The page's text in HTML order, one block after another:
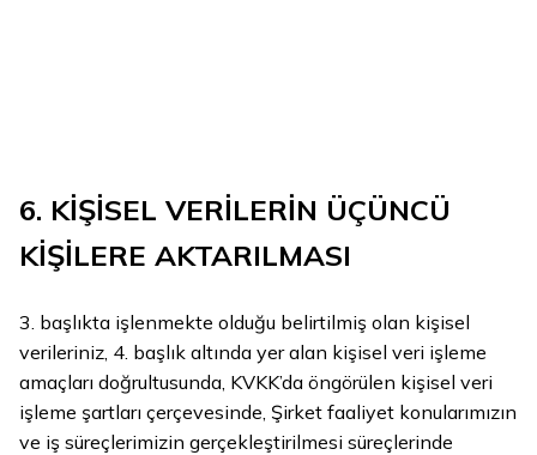
6. KİŞİSEL VERİLERİN ÜÇÜNCÜ
KİŞİLERE AKTARILMASI
3. başlıkta işlenmekte olduğu belirtilmiş olan kişisel
verileriniz, 4. başlık altında yer alan kişisel veri işleme
amaçları doğrultusunda, KVKK’da öngörülen kişisel veri
işleme şartları çerçevesinde, Şirket faaliyet konularımızın
ve iş süreçlerimizin gerçekleştirilmesi süreçlerinde